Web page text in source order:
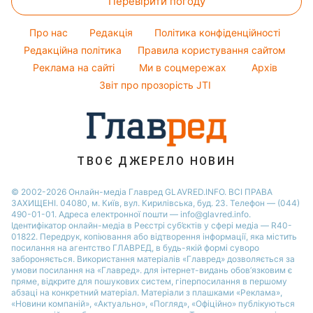
Кейт Міддлтон
Новини Дніпра
Кімнатні рослини
Погода на завтра
Пилова буря
Грошова допомога
Тарифи
Курс валют
Про нас Редакція
Політика конфіденційності
Редакційна політика
Правила користування сайтом
Реклама на сайті
Ми в соцмережах
Архів
Звіт про прозорість JTI
ТВОЄ ДЖЕРЕЛО НОВИН
© 2002-2026 Онлайн-медіа Главред GLAVRED.INFO. ВСІ ПРАВА
ЗАХИЩЕНІ. 04080, м. Київ, вул. Кирилівська, буд. 23. Телефон — (044)
490-01-01. Адреса електронної пошти — info@glavred.info.
Ідентифікатор онлайн-медіа в Реєстрі суб’єктів у сфері медіа — R40-
01822. Передрук, копіювання або відтворення інформації, яка містить
посилання на агентство ГЛАВРЕД, в будь-якій формi суворо
забороняється. Використання матеріалів «Главред» дозволяється за
умови посилання на «Главред». для інтернет-видань обов’язковим є
пряме, відкрите для пошукових систем, гіперпосилання в першому
абзаці на конкретний матеріал. Матеріали з плашками «Реклама»,
«Новини компаній», «Актуально», «Погляд», «Офіційно» публікуються